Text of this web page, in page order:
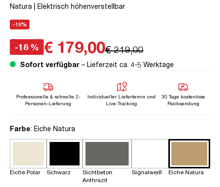
Natura | Elektrisch höhenverstellbar
-18%
-18 % € 179,00€ 219,00
Sofort verfügbar – Lieferzeit ca. 4-5 Werktage
Professionelle & schnelle 2-
Personen-Lieferung
Individueller Liefertemin und
Live-Tracking
30 Tage kostenlose
Rücksendung
Farbeauswählen
: Eiche Natura
Eiche Polar Schwarz
Sichtbeton
Anthrazit
Signalweiß Eiche Natura